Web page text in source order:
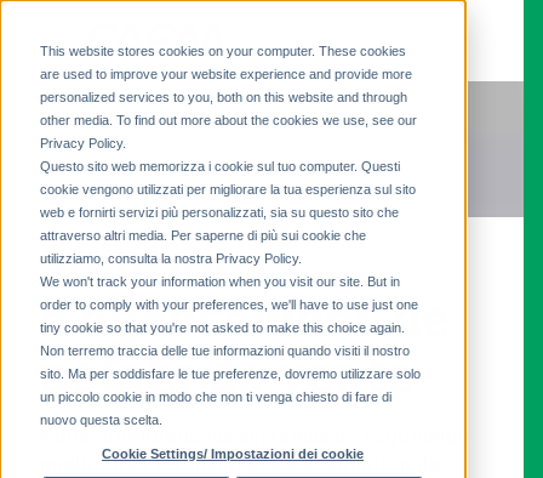
This website stores cookies on your computer. These cookies
are used to improve your website experience and provide more
personalized services to you, both on this website and through
other media. To find out more about the cookies we use, see our
Privacy Policy.
Questo sito web memorizza i cookie sul tuo computer. Questi
cookie vengono utilizzati per migliorare la tua esperienza sul sito
web e fornirti servizi più personalizzati, sia su questo sito che
attraverso altri media. Per saperne di più sui cookie che
utilizziamo, consulta la nostra Privacy Policy.
We won't track your information when you visit our site. But in
order to comply with your preferences, we'll have to use just one
tiny cookie so that you're not asked to make this choice again.
Non terremo traccia delle tue informazioni quando visiti il ​​nostro
sito. Ma per soddisfare le tue preferenze, dovremo utilizzare solo
un piccolo cookie in modo che non ti venga chiesto di fare di
nuovo questa scelta.
Cookie Settings/ Impostazioni dei cookie
Solutions
d’agencement de
points de vente
modulaires les meilleurs à destination de